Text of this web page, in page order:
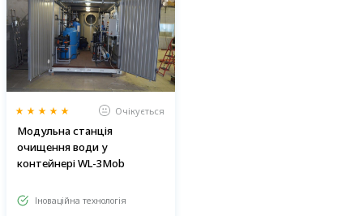
Очікується
Модульна станція
очищення води у
контейнері WL-3Mob
Іноваційна технологія